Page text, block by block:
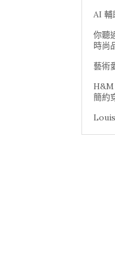
AI
你聽
時尚
藝術
H&M
簡約